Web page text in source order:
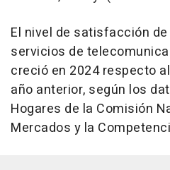
El nivel de satisfacción
servicios de
creció en 2024 respecto
año anterior, según los
Hogares de la Comisión
Mercados y la